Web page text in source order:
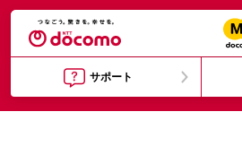
サポート